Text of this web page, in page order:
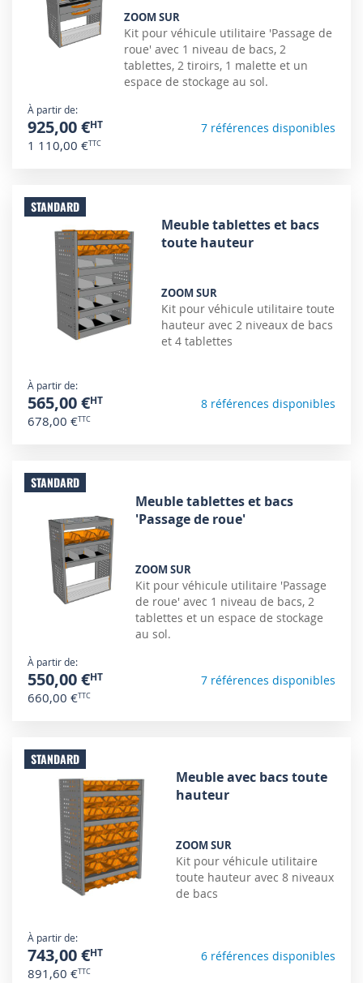
ZOOM SUR
Kit pour véhicule utilitaire 'Passage de
roue' avec 1 niveau de bacs, 2
tablettes, 2 tiroirs, 1 malette et un
espace de stockage au sol.
À partir de
925,00 €
1 110,00 €
7 références disponibles
STANDARD
Meuble tablettes et bacs
toute hauteur
ZOOM SUR
Kit pour véhicule utilitaire toute
hauteur avec 2 niveaux de bacs
et 4 tablettes
À partir de
565,00 €
678,00 €
8 références disponibles
STANDARD
Meuble tablettes et bacs
'Passage de roue'
ZOOM SUR
Kit pour véhicule utilitaire 'Passage
de roue' avec 1 niveau de bacs, 2
tablettes et un espace de stockage
au sol.
À partir de
550,00 €
660,00 €
7 références disponibles
STANDARD
Meuble avec bacs toute
hauteur
ZOOM SUR
Kit pour véhicule utilitaire
toute hauteur avec 8 niveaux
de bacs
À partir de
743,00 €
891,60 €
6 références disponibles